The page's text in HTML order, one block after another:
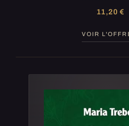
11,20 €
VOIR